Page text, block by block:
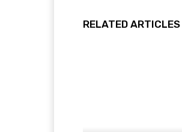
RELATED ARTICLES